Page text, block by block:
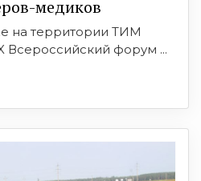
медиков
на территории ТИМ
Всероссийский форум ...